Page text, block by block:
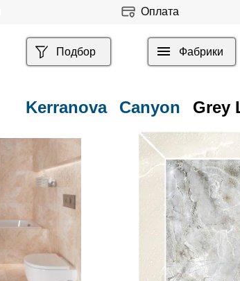
Оплата
Подбор Фабрики
Kerranova Canyon Grey